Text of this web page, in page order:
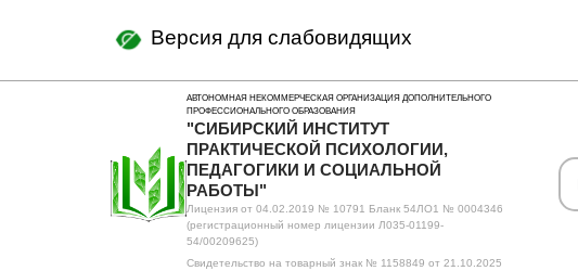
Версия для слабовидящих
АВТОНОМНАЯ НЕКОММЕРЧЕСКАЯ ОРГАНИЗАЦИЯ ДОПОЛНИТЕЛЬНОГО
ПРОФЕССИОНАЛЬНОГО ОБРАЗОВАНИЯ
"СИБИРСКИЙ ИНСТИТУТ
ПРАКТИЧЕСКОЙ ПСИХОЛОГИИ,
ПЕДАГОГИКИ И СОЦИАЛЬНОЙ
РАБОТЫ"
Лицензия от 04.02.2019 № 10791 Бланк 54ЛО1 № 0004346
(регистрационный номер лицензии Л035-01199-
54/00209625)
Свидетельство на товарный знак № 1158849 от 21.10.2025